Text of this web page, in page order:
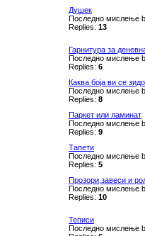
Душек
Последно мислење
Replies: 13
Гарнитура за
Последно мислење
Replies: 6
Каква боја ви се
Последно мислење
Replies: 8
Паркет или ламинат
Последно мислење
Replies: 9
Тапети
Последно мислење
Replies: 5
Прозори,завеси и
Последно мислење
Replies: 10
Теписи
Последно мислење